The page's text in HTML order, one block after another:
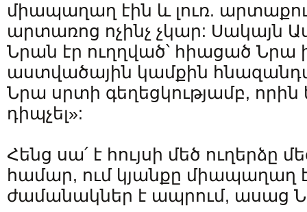
միապաղաղ էին և լուռ.
արտառոց ոչինչ չկար: Սակայն
Նրան էր ուղղված՝ հիացած Նրա
աստվածային կամքին
Նրա սրտի գեղեցկությամբ, որին
դիպչել»:
Հենց սա՛ է հույսի մեծ ուղերձը
համար, ում կյանքը միապաղաղ
ժամանակներ է ապրում, ասաց